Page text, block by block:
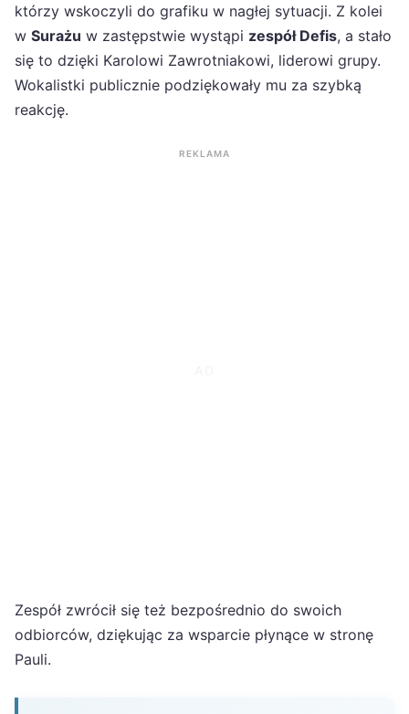
którzy wskoczyli do grafiku w nagłej sytuacji. Z kolei
w Surażu w zastępstwie wystąpi zespół Defis, a stało
się to dzięki Karolowi Zawrotniakowi, liderowi grupy.
Wokalistki publicznie podziękowały mu za szybką
reakcję.
REKLAMA
Zespół zwrócił się też bezpośrednio do swoich
odbiorców, dziękując za wsparcie płynące w stronę
Pauli.